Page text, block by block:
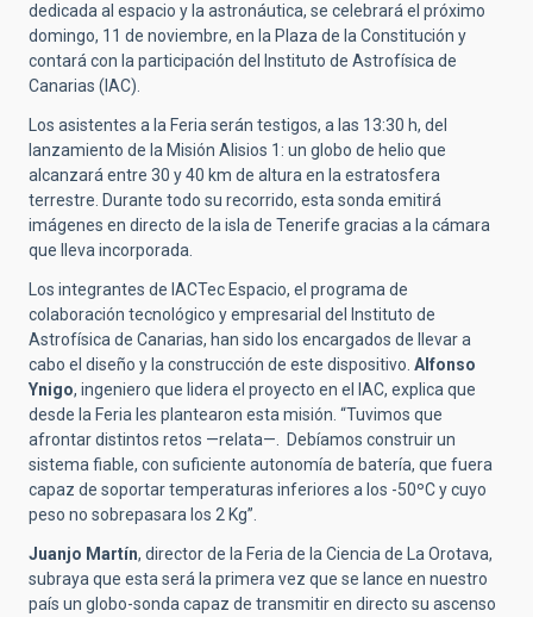
dedicada al espacio y la astronáutica, se celebrará el próximo
domingo, 11 de noviembre, en la Plaza de la Constitución y
contará con la participación del Instituto de Astrofísica de
Canarias (IAC).
Los asistentes a la Feria serán testigos, a las 13:30 h, del
lanzamiento de la Misión Alisios 1: un globo de helio que
alcanzará entre 30 y 40 km de altura en la estratosfera
terrestre. Durante todo su recorrido, esta sonda emitirá
imágenes en directo de la isla de Tenerife gracias a la cámara
que lleva incorporada.
Los integrantes de IACTec Espacio, el programa de
colaboración tecnológico y empresarial del Instituto de
Astrofísica de Canarias, han sido los encargados de llevar a
cabo el diseño y la construcción de este dispositivo. Alfonso
Ynigo, ingeniero que lidera el proyecto en el IAC, explica que
desde la Feria les plantearon esta misión. “Tuvimos que
afrontar distintos retos —relata—. Debíamos construir un
sistema fiable, con suficiente autonomía de batería, que fuera
capaz de soportar temperaturas inferiores a los -50ºC y cuyo
peso no sobrepasara los 2 Kg”.
Juanjo Martín, director de la Feria de la Ciencia de La Orotava,
subraya que esta será la primera vez que se lance en nuestro
país un globo-sonda capaz de transmitir en directo su ascenso